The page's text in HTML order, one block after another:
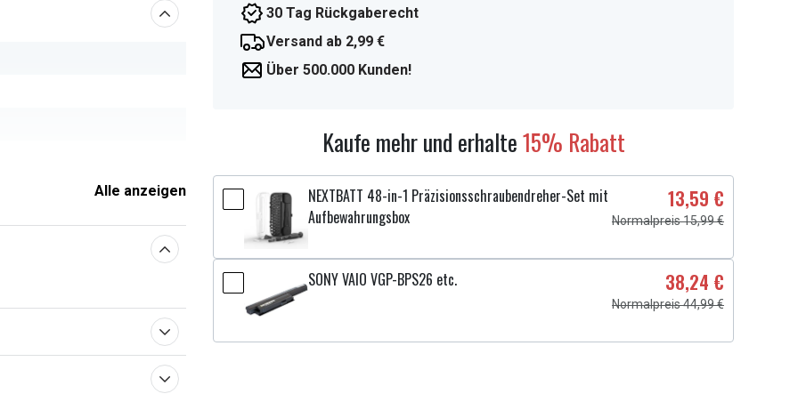
Alle anzeigen
30 Tag Rückgaberecht
Versand ab 2,99 €
Über 500.000 Kunden!
Kaufe mehr und erhalte15% Rabatt
NEXTBATT 48-in-1 Präzisionsschraubendreher-Set mit
Aufbewahrungsbox
13,59 €
Normalpreis 15,99 €
SONY VAIO VGP-BPS26 etc. 38,24 €
Normalpreis 44,99 €